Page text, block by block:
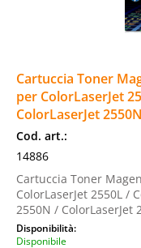
Cartuccia Toner
per ColorLaserJet
ColorLaserJet
Cod. art.:
14886
Cartuccia Toner
ColorLaserJet 2550L /
2550N / ColorLaserJet
Disponibilità:
Disponibile